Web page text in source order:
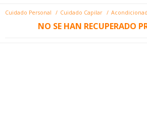
Cuidado Personal Cuidado Capilar
NO SE HAN RECUPERADO